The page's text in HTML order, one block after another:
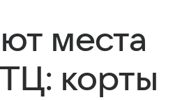
места
корты